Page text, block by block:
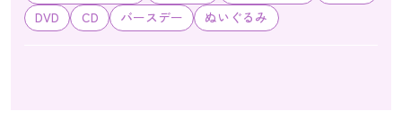
DVD
CD バースデー ぬいぐるみ